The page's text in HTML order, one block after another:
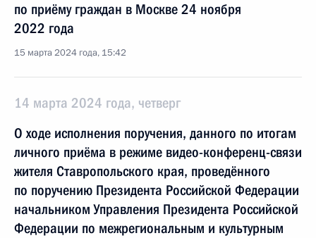
по приёму граждан в Москве 24 ноября
2022 года
15 марта 2024 года, 15:42
14 марта 2024 года, четверг
О ходе исполнения поручения, данного по итогам
личного приёма в режиме видео-конференц-связи
жителя Ставропольского края, проведённого
по поручению Президента Российской Федерации
начальником Управления Президента Российской
Федерации по межрегиональным и культурным